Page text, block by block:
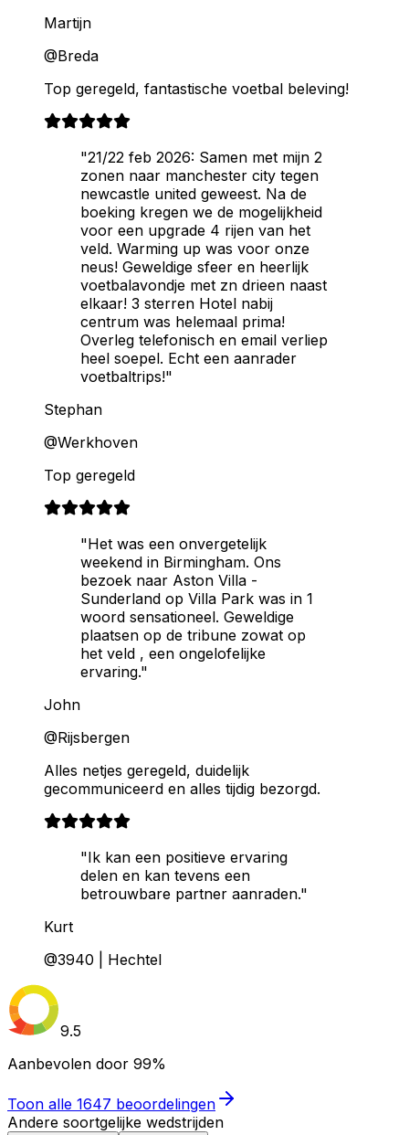
Martijn
@Breda
Top geregeld, fantastische voetbal beleving!
"21/22 feb 2026: Samen met mijn 2
zonen naar manchester city tegen
newcastle united geweest. Na de
boeking kregen we de mogelijkheid
voor een upgrade 4 rijen van het
veld. Warming up was voor onze
neus! Geweldige sfeer en heerlijk
voetbalavondje met zn drieen naast
elkaar! 3 sterren Hotel nabij
centrum was helemaal prima!
Overleg telefonisch en email verliep
heel soepel. Echt een aanrader
voetbaltrips!"
Stephan
@Werkhoven
Top geregeld
"Het was een onvergetelijk
weekend in Birmingham. Ons
bezoek naar Aston Villa -
Sunderland op Villa Park was in 1
woord sensationeel. Geweldige
plaatsen op de tribune zowat op
het veld , een ongelofelijke
ervaring."
John
@Rijsbergen
Alles netjes geregeld, duidelijk
gecommuniceerd en alles tijdig bezorgd.
"Ik kan een positieve ervaring
delen en kan tevens een
betrouwbare partner aanraden."
Kurt
@3940 | Hechtel
9.5
Aanbevolen door 99%
Toon alle 1647 beoordelingen
Andere soortgelijke wedstrijden